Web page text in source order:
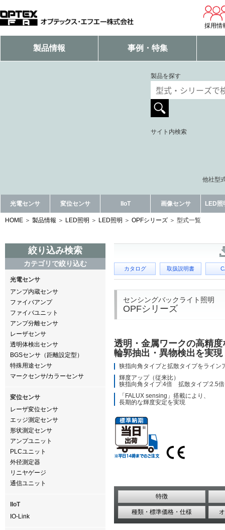
採用情
製品情報 事例・特集
製品を探す
サイト内検索
他社型
光電センサ 変位センサ IIoT 画像センサ LED照
HOME 製品情報 LED照明 LED照明 OPFシリーズ 型式一覧
絞り込み検索
カテゴリで絞り込む
光電センサ
アンプ内蔵センサ
ファイバアンプ
ファイバユニット
アンプ分離センサ
レーザセンサ
透明体検出センサ
BGSセンサ（距離設定型）
特殊用途センサ
マークセンサ/カラーセンサ
変位センサ
レーザ変位センサ
エッジ測定センサ
形状測定センサ
アンプユニット
PLCユニット
外径測定器
リニヤゲージ
通信ユニット
IIoT
IO-Link
カタログ 取扱説明書
センシングバックライト照明
OPFシリーズ
透明・金属ワークの高精度
輪郭抽出・異物検出を実現
狭指向角タイプと拡散タイプをライン
輝度アップ（従来比）
狭指向角タイプ:4倍 拡散タイプ:2.5倍
「FALUX sensing」搭載により、
長期的な輝度安定を実現
特徴
種類・標準価格・仕様